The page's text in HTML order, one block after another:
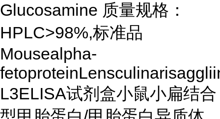
Glucosamine 质量规格：
HPLC>98%,标准品
Mousealpha-
L3ELISA试剂盒小鼠小扁结合